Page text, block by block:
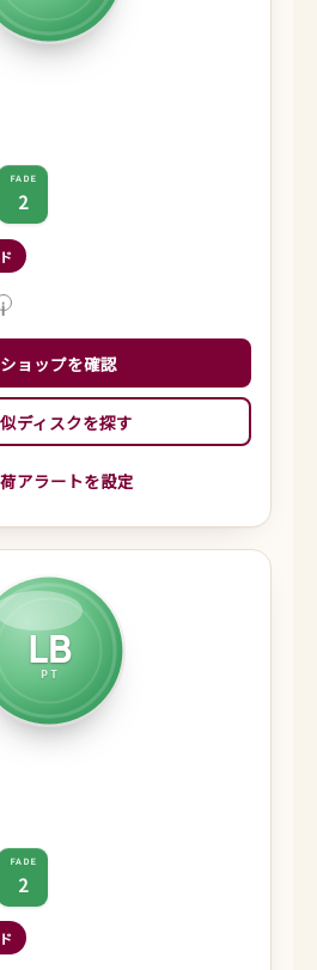
FADE
2
i
ショップを確認
ディスクを探す
アラートを設定
LB
PT
FADE
2